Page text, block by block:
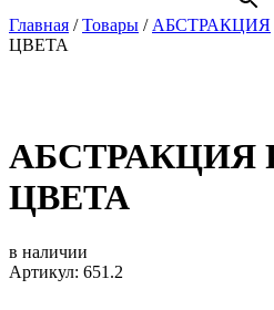
Главная /Товары / АБСТРАКЦИЯ
ЦВЕТА
АБСТРАКЦИЯ
ЦВЕТА
в наличии
Артикул: 651.2